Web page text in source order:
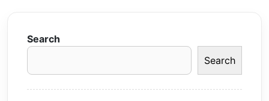
Search
Search